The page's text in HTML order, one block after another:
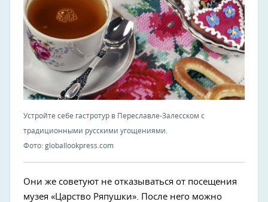
Устройте себе гастротур в Переславле-Залесском с
традиционными русскими угощениями.
Фото: globallookpress.com
Они же советуют не отказываться от посещения
музея «Царство Ряпушки». После него можно